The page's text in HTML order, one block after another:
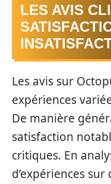
LES AVIS
Les avis sur
expériences
De manière
satisfaction
critiques. En
d’expériences